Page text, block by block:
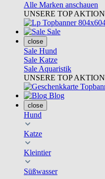
Alle Marken anschauen
UNSERE TOP AKTION
Sale
close
Sale Hund
Sale Katze
Sale Aquaristik
UNSERE TOP AKTION
Blog
close
Hund
Katze
Kleintier
Süßwasser